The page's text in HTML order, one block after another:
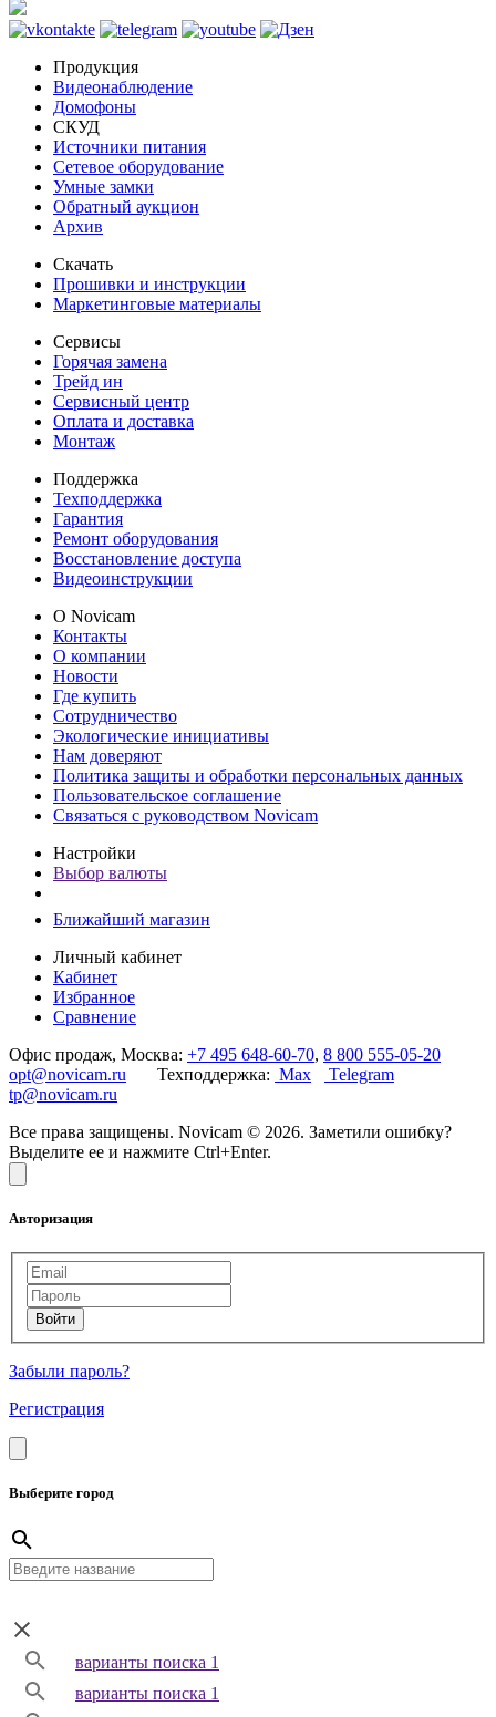
Продукция
Видеонаблюдение
Домофоны
СКУД
Источники питания
Сетевое оборудование
Умные замки
Обратный аукцион
Архив
Скачать
Прошивки и инструкции
Маркетинговые материалы
Сервисы
Горячая замена
Трейд ин
Сервисный центр
Оплата и доставка
Монтаж
Поддержка
Техподдержка
Гарантия
Ремонт оборудования
Восстановление доступа
Видеоинструкции
О Novicam
Контакты
О компании
Новости
Где купить
Сотрудничество
Экологические инициативы
Нам доверяют
Политика защиты и обработки персональных данных
Пользовательское соглашение
Связаться с руководством Novicam
Настройки
Выбор валюты
Ближайший магазин
Личный кабинет
Кабинет
Избранное
Сравнение
Офис продаж, Москва: +7 495 648-60-70, 8 800 555-05-20
opt@novicam.ru Техподдержка: Max
Telegram
tp@novicam.ru
Все права защищены. Novicam © 2026. Заметили ошибку?
Выделите ее и нажмите Ctrl+Enter.
Авторизация
Забыли пароль?
Регистрация
Выберите город
варианты поиска 1
варианты поиска 1